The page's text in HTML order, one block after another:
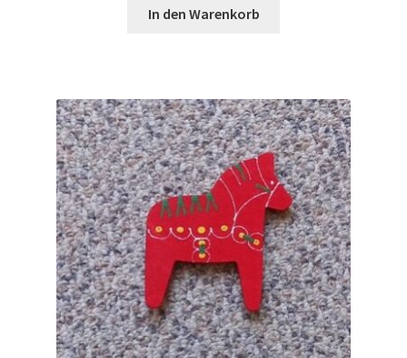
In den Warenkorb